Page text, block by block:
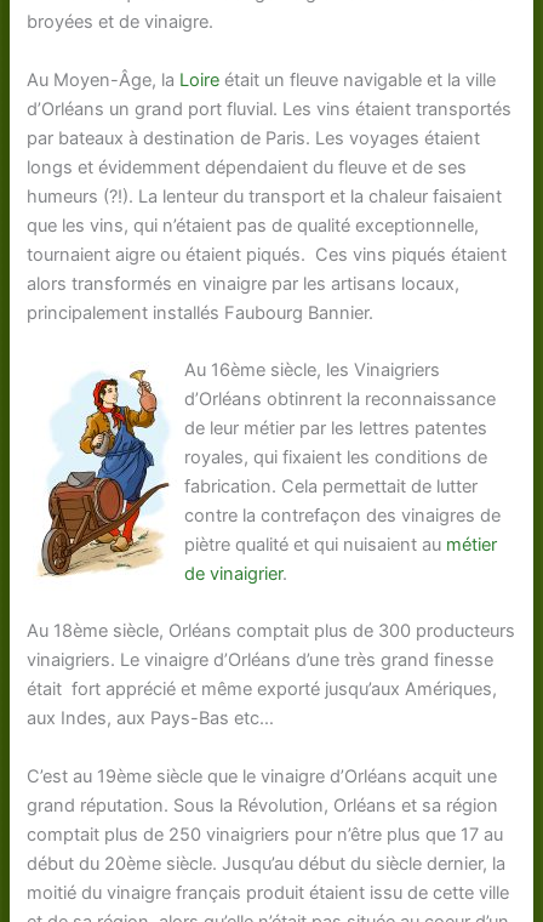
broyées et de vinaigre.
Au Moyen-Âge, la Loire était un fleuve navigable et la ville
d’Orléans un grand port fluvial. Les vins étaient transportés
par bateaux à destination de Paris. Les voyages étaient
longs et évidemment dépendaient du fleuve et de ses
humeurs (?!). La lenteur du transport et la chaleur faisaient
que les vins, qui n’étaient pas de qualité exceptionnelle,
tournaient aigre ou étaient piqués. Ces vins piqués étaient
alors transformés en vinaigre par les artisans locaux,
principalement installés Faubourg Bannier.
Au 16ème siècle, les Vinaigriers
d’Orléans obtinrent la reconnaissance
de leur métier par les lettres patentes
royales, qui fixaient les conditions de
fabrication. Cela permettait de lutter
contre la contrefaçon des vinaigres de
piètre qualité et qui nuisaient au métier
de vinaigrier.
Au 18ème siècle, Orléans comptait plus de 300 producteurs
vinaigriers. Le vinaigre d’Orléans d’une très grand finesse
était fort apprécié et même exporté jusqu’aux Amériques,
aux Indes, aux Pays-Bas etc…
C’est au 19ème siècle que le vinaigre d’Orléans acquit une
grand réputation. Sous la Révolution, Orléans et sa région
comptait plus de 250 vinaigriers pour n’être plus que 17 au
début du 20ème siècle. Jusqu’au début du siècle dernier, la
moitié du vinaigre français produit étaient issu de cette ville